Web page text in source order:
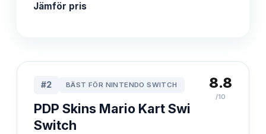
Jämför pris
#2 BÄST FÖR NINTENDO SWITCH
PDP Skins Mario Kart Swi
Switch
8.8
/10